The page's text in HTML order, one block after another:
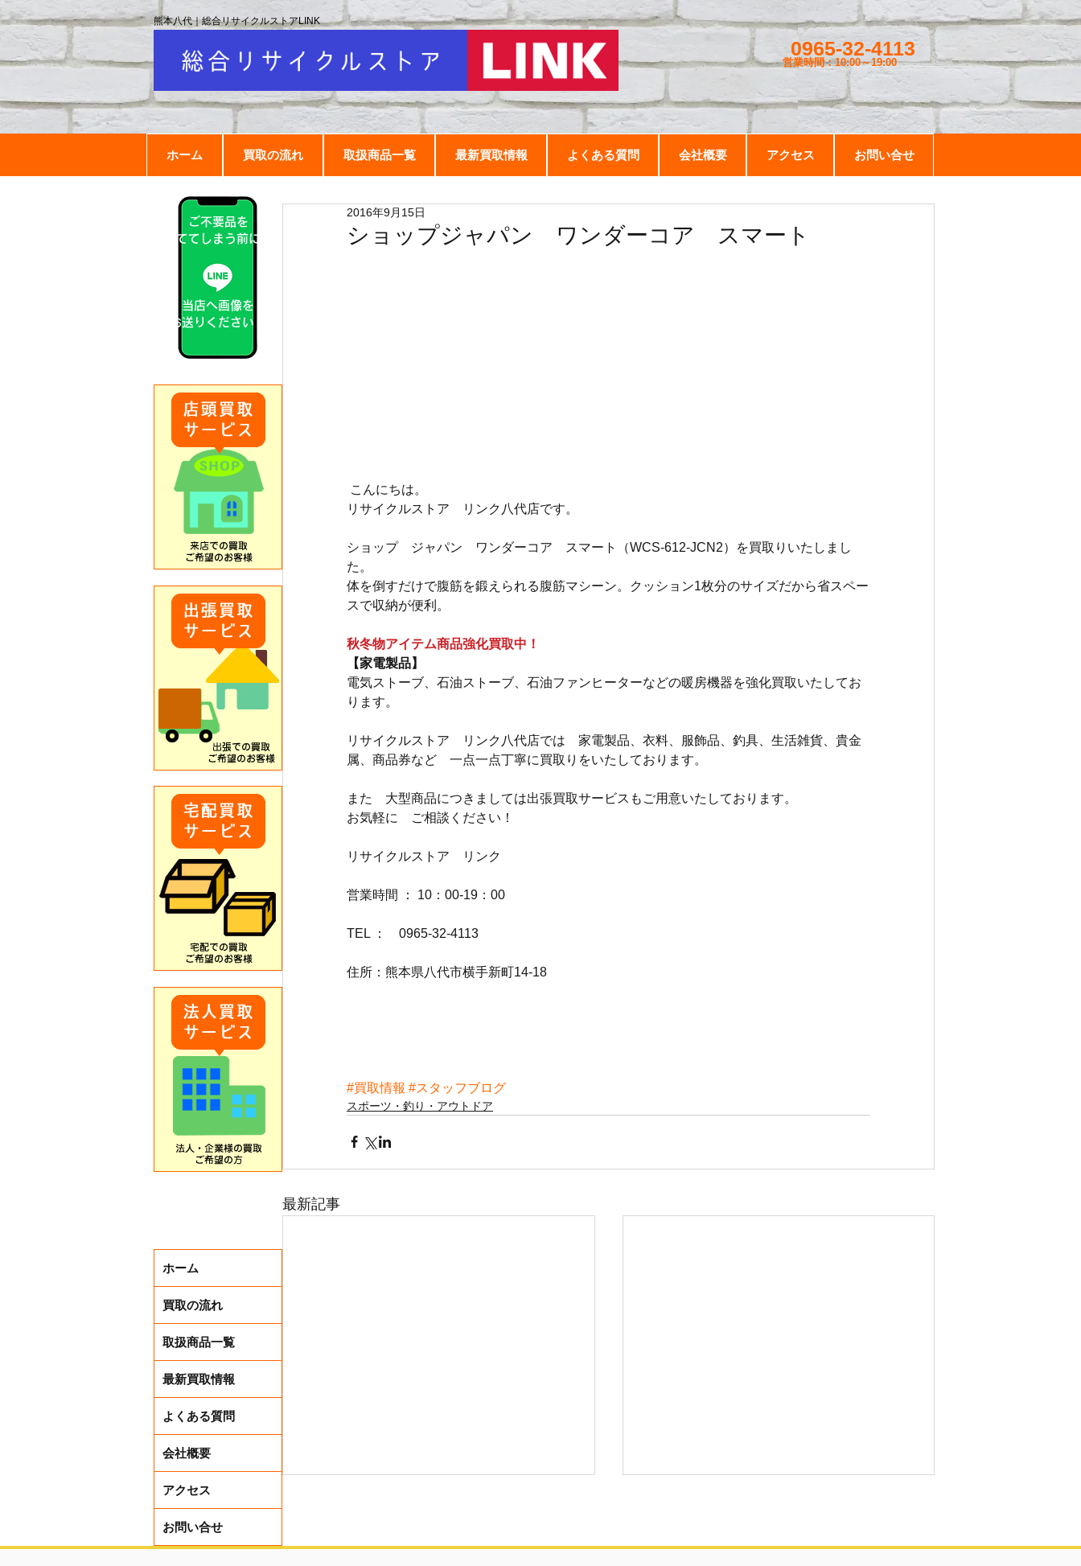
0965-32-4113
営業時間：10:00～19:00
ホーム 買取の流れ 取扱商品一覧 最新買取情報 よくある質問 会社概要 アクセス お問い合せ
熊本八代｜総合リサイクルストアLINK
ショップジャパン ワンダーコア スマート
2016年9月15日
こんにちは。
リサイクルストア　リンク八代店です。
ショップ　ジャパン　ワンダーコア　スマート（WCS-612-JCN2）を買取りいたしまし
た。
体を倒すだけで腹筋を鍛えられる腹筋マシーン。クッション1枚分のサイズだから省スペー
スで収納が便利。
秋冬物アイテム商品強化買取中！
【家電製品】
電気ストーブ、石油ストーブ、石油ファンヒーターなどの暖房機器を強化買取いたしてお
ります。
リサイクルストア　リンク八代店では　家電製品、衣料、服飾品、釣具、生活雑貨、貴金
属、商品券など　一点一点丁寧に買取りをいたしております。
また　大型商品につきましては出張買取サービスもご用意いたしております。
お気軽に　ご相談ください！
リサイクルストア　リンク
営業時間 ： 10：00-19：00
TEL ：　0965-32-4113
住所：熊本県八代市横手新町14-18
#買取情報 #スタッフブログ
スポーツ・釣り・アウトドア
最新記事
ホーム
買取の流れ
取扱商品一覧
最新買取情報
よくある質問
会社概要
アクセス
お問い合せ
ご不要品を
捨ててしまう前に！
当店へ画像を
お送りください！